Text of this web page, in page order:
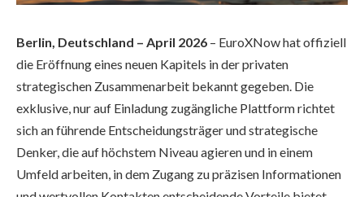
Berlin, Deutschland – April 2026 – EuroXNow hat offiziell
die Eröffnung eines neuen Kapitels in der privaten
strategischen Zusammenarbeit bekannt gegeben. Die
exklusive, nur auf Einladung zugängliche Plattform richtet
sich an führende Entscheidungsträger und strategische
Denker, die auf höchstem Niveau agieren und in einem
Umfeld arbeiten, in dem Zugang zu präzisen Informationen